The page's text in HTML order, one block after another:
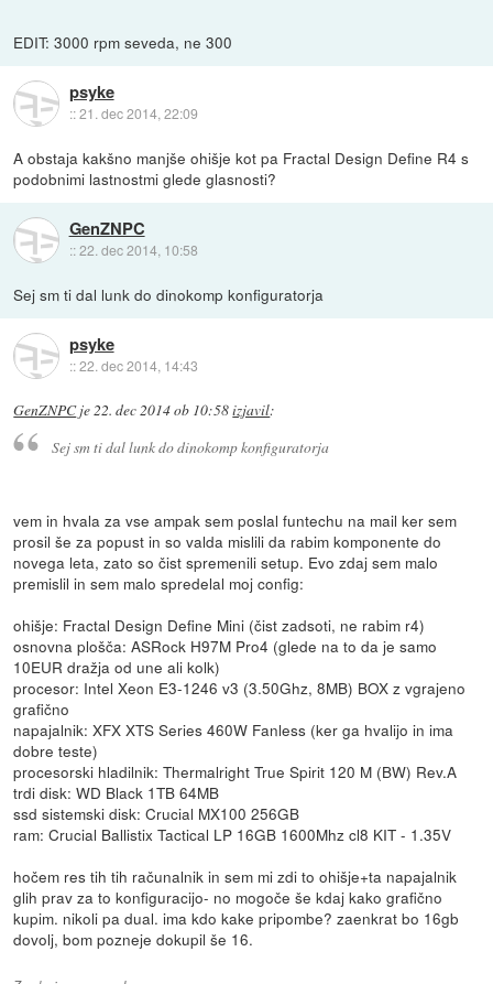
EDIT: 3000 rpm seveda, ne 300
psyke
::21. dec 2014, 22:09
A obstaja kakšno manjše ohišje kot pa Fractal Design Define R4 s
podobnimi lastnostmi glede glasnosti?
GenZNPC
::22. dec 2014, 10:58
Sej sm ti dal lunk do dinokomp konfiguratorja
psyke
::22. dec 2014, 14:43
GenZNPCje22. dec 2014 ob 10:58izjavil:
Sej sm ti dal lunk do dinokomp konfiguratorja
vem in hvala za vse ampak sem poslal funtechu na mail ker sem
prosil še za popust in so valda mislili da rabim komponente do
novega leta, zato so čist spremenili setup. Evo zdaj sem malo
premislil in sem malo spredelal moj config:
ohišje: Fractal Design Define Mini (čist zadsoti, ne rabim r4)
osnovna plošča: ASRock H97M Pro4 (glede na to da je samo
10EUR dražja od une ali kolk)
procesor: Intel Xeon E3-1246 v3 (3.50Ghz, 8MB) BOX z vgrajeno
grafično
napajalnik: XFX XTS Series 460W Fanless (ker ga hvalijo in ima
dobre teste)
procesorski hladilnik: Thermalright True Spirit 120 M (BW) Rev.A
trdi disk: WD Black 1TB 64MB
ssd sistemski disk: Crucial MX100 256GB
ram: Crucial Ballistix Tactical LP 16GB 1600Mhz cl8 KIT - 1.35V
hočem res tih tih računalnik in sem mi zdi to ohišje+ta napajalnik
glih prav za to konfiguracijo- no mogoče še kdaj kako grafično
kupim. nikoli pa dual. ima kdo kake pripombe? zaenkrat bo 16gb
dovolj, bom pozneje dokupil še 16.